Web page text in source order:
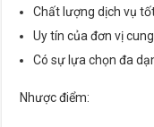
Chất lượng dịch vụ
Uy tín của đơn vị
Có sự lựa chọn đa
Nhược điểm: